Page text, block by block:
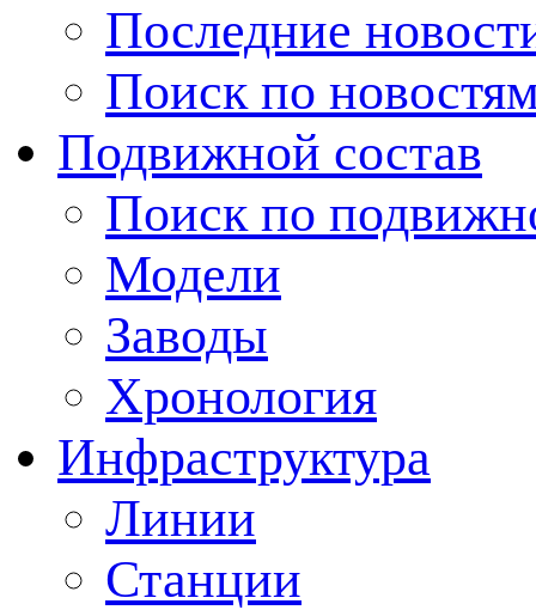
Последние
Поиск по
Подвижной состав
Поиск по
Модели
Заводы
Хронология
Инфраструктура
Линии
Станции